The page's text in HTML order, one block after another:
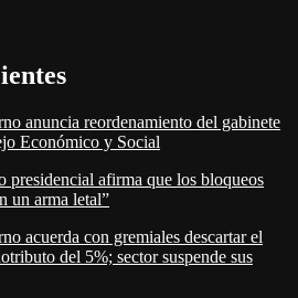
anuncia reordenamiento del gabinete
Económico y Social
presidencial afirma que los bloqueos
un arma letal”
acuerda con gremiales descartar el
del 5%; sector suspende sus